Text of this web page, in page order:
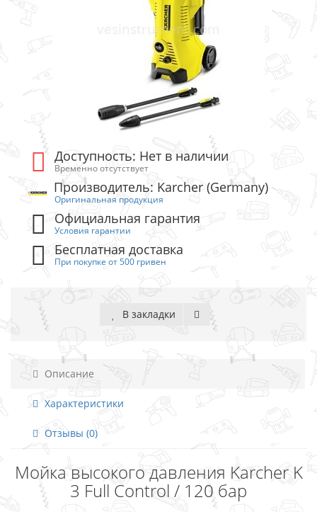
Доступность: Нет в наличии
Временно отсутствует
Производитель: Karcher (Germany)
Оригинальная продукция
Официальная гарантия
Условия гарантии
Бесплатная доставка
При покупке от 500 гривен
В закладки
Описание
Характеристики
Отзывы (0)
Мойка высокого давления Karcher K
3 Full Control / 120 бар